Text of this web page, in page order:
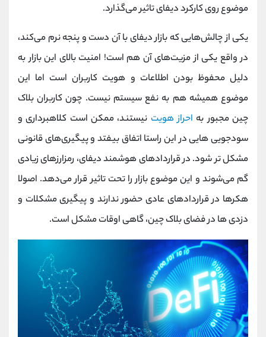
موضوع روی کارکرد دیفای تاثیر می‌گذارد.
یکی از چالش‌هایی که بازار دیفای با آن دست و پنجه نرم می‌کند،
در واقع یکی از مزیت‌های آن هم است! امنیت بالای این بازار به
دلیل محفوظ بودن اطلاعات و هویت کاربران است اما این
موضوع همیشه هم به نفع سیستم نیست. چون کاربران بلاک
چین مجبور به احراز هویت نیستند، ممکن است کلاهبرداری‌ و
سودجویی‌ هایی در این راستا اتفاق بیفتد و پیگیری‌های قانونی
مشکل‌ تر شود. در قراردادهای هوشمند دیفای، رمزارزهای زیادی
گم می‌شوند و این موضوع بازار را تحت تاثیر قرار می‌دهد. اصولا
هکرها در قراردادهای عادی حضور ندارند و پیگیری مشکلات و
دزدی‌ ها در فضای بلاک چین، گاهی اوقات مشکل است.